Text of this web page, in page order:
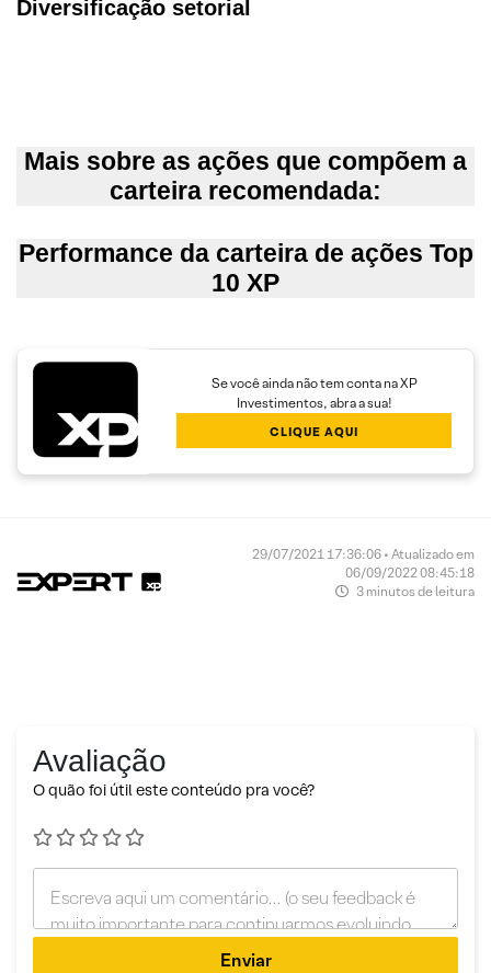
Diversificação setorial
Mais sobre as ações que compõem a
carteira recomendada:
Performance da carteira de ações Top
10 XP
Se você ainda não tem conta na XP
Investimentos, abra a sua!
CLIQUE AQUI
29/07/2021 17:36:06 • Atualizado em
06/09/2022 08:45:18
3 minutos de leitura
Avaliação
O quão foi útil este conteúdo pra você?
Enviar